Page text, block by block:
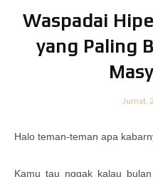
Waspadai
yang Paling
Jumat,
Halo teman-teman apa
Kamu tau nggak kalau